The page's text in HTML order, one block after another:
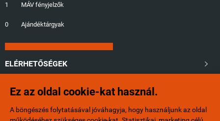
Ez az oldal cookie-kat használ.
A böngészés folytatásával jóváhagyja, hogy használjunk az oldal
1
0
MÁV fényjelzők
Ajándéktárgyak
ELÉRHETŐSÉGEK 
+36/20-401-6553
info@minibox.hu